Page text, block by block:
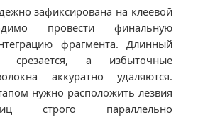
зафиксирована на клеевой
провести финальную
фрагмента. Длинный
срезается, а избыточные
аккуратно удаляются.
нужно расположить лезвия
строго параллельно